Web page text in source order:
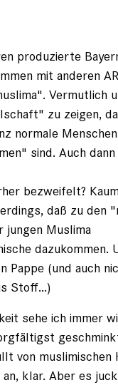
produzierte
mit anderen
Vermutlich
zu zeigen,
normale
sind. Auch
bezweifelt?
daß zu den
jungen Muslima
dazukommen.
Pappe (und auch
Stoff...)
sehe ich immer
von muslimischen
klar. Aber es